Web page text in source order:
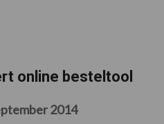
online besteltool
2014